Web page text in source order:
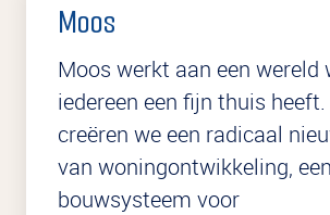
Moos
Moos werkt aan een wereld
iedereen een fijn thuis
creëren we een radicaal
van woningontwikkeling, een
bouwsysteem voor